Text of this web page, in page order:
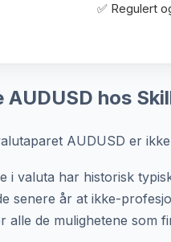
✅ Regulert
AUDUSD hos
AUDUSD er
i valuta har historisk
senere år at ikke-
alle de mulighetene som